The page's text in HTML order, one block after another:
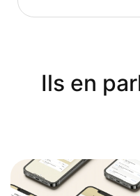
Ils en